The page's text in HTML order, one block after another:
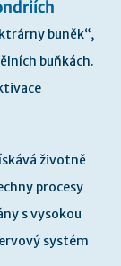
buněk“,
buňkách.
životně
procesy
s vysokou
systém